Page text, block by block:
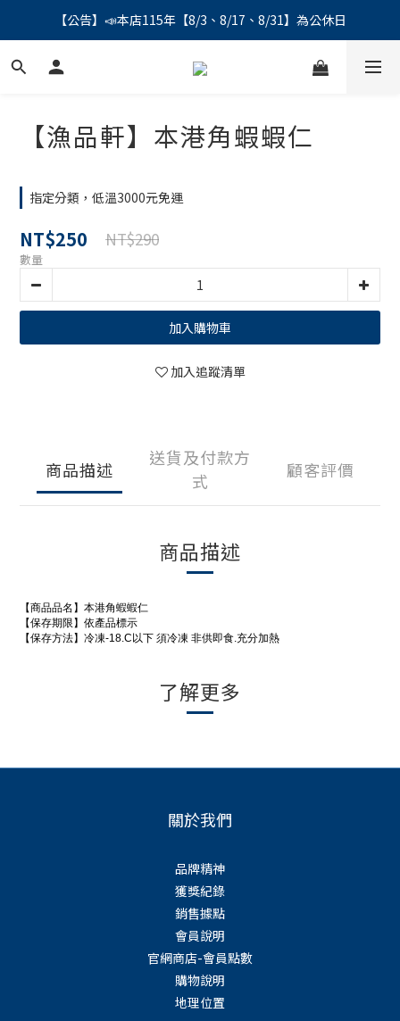
【公告】📣本店115年【8/3、8/17、8/31】為公休日
【公告】📣本店115年【8/3、8/17、8/31】為公休日
＼會員募集中／ 📣 LINE帳號綁定註冊成功，馬上領💰150
【漁品軒】本港角蝦蝦仁
指定分類，低溫3000元免運
NT$250 NT$290
數量
加入購物車
加入追蹤清單
商品描述
送貨及付款方
式
顧客評價
商品描述
【商品品名】本港角蝦蝦仁
【保存期限】依產品標示
【保存方法】冷凍-18.C以下 須冷凍 非供即食.充分加熱
了解更多
關於我們
品牌精神
獲獎紀錄
銷售據點
會員說明
官網商店-會員點數
購物說明
地理位置